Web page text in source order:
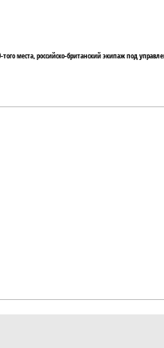
места, российско-британский экипаж под